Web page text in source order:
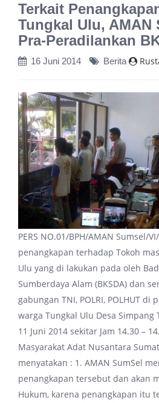
Terkait
Tungkal Ulu, AMAN
Pra-Peradilankan
16 Juni 2014 Berita
PERS NO.01/BPH/AMAN Sumsel/
penangkapan terhadap Tokoh
Ulu yang di lakukan pada oleh
Sumberdaya Alam (BKSDA) dan
gabungan TNI, POLRI, POLHUT di
warga Tungkal Ulu Desa Simpang
11 Juni 2014 sekitar Jam 14.30 –
Masyarakat Adat Nusantara
menyatakan : 1. AMAN SumSel
penangkapan tersebut dan akan
Hukum, karena penangkapan itu